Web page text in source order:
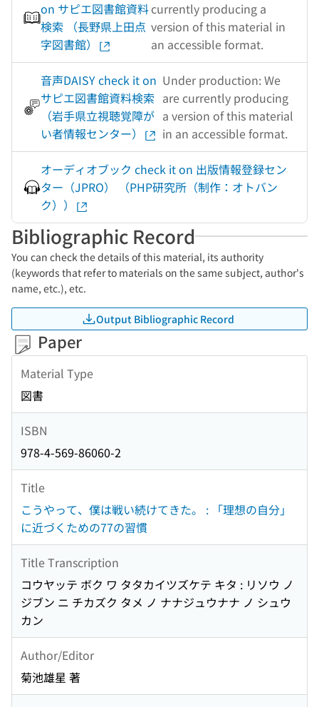
on サピエ図書館資料
検索 （長野県上田点
字図書館）
currently producing a
version of this material in
an accessible format.
音声DAISY check it on
サピエ図書館資料検索
（岩手県立視聴覚障が
い者情報センター）
Under production: We
are currently producing
a version of this material
in an accessible format.
オーディオブック check it on 出版情報登録セン
ター（JPRO） （PHP研究所（制作：オトバン
ク））
Bibliographic Record
You can check the details of this material, its authority
(keywords that refer to materials on the same subject, author's
name, etc.), etc.
Output Bibliographic Record
Paper
Material Type
図書
ISBN
978-4-569-86060-2
Title
こうやって、僕は戦い続けてきた。 : 「理想の自分」
に近づくための77の習慣
Title Transcription
コウヤッテ ボク ワ タタカイツズケテ キタ : リソウ ノ
ジブン ニ チカズク タメ ノ ナナジュウナナ ノ シュウ
カン
Author/Editor
菊池雄星 著